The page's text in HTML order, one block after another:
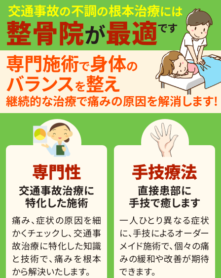
交通事故の不調の根本治療には
整骨院が最適です
専門施術で身体の
バランスを整え
継続的な治療で痛みの原因を解消します!
専門性
交通事故治療に
特化した施術
痛み、症状の原因を細
かくチェックし、交通事
故治療に特化した知識
と技術で、痛みを根本
から解決いたします。
手技療法
直接患部に
手技で癒します
一人ひとり異なる症状
に、手技によるオーダー
メイド施術で、個々の痛
みの緩和や改善が期待
できます。